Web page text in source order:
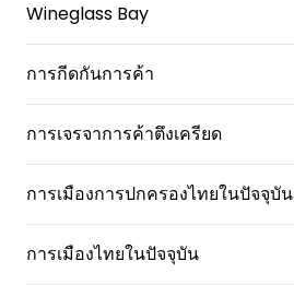
Wineglass Bay
การกีดกันการค้า
การเจรจาการค้าตึงเครียด
การเมืองการปกครองไทยในปัจจุบัน
การเมืองไทยในปัจจุบัน